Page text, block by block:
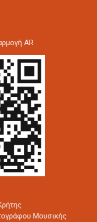
AR
Μουσικής